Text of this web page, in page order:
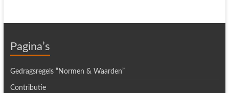
Pagina’s
Gedragsregels “Normen & Waarden”
Contributie